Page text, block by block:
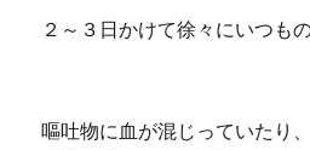
２～３日かけて徐々にいつも
嘔吐物に血が混じっていたり